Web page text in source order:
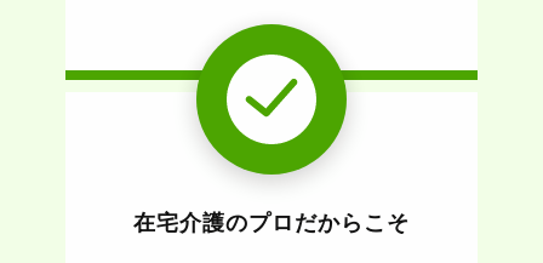
在宅介護のプロだからこそ